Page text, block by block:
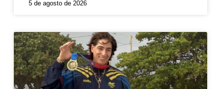
5 de agosto de 2026